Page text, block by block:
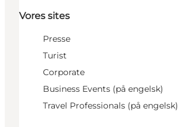
Vores sites
Presse
Turist
Corporate
Business Events (på engelsk)
Travel Professionals (på engelsk)